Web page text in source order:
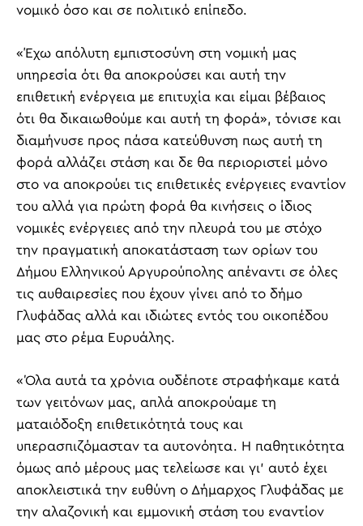
νομικό όσο και σε πολιτικό επίπεδο.
«Έχω απόλυτη εμπιστοσύνη στη νομική μας
υπηρεσία ότι θα αποκρούσει και αυτή την
επιθετική ενέργεια με επιτυχία και είμαι βέβαιος
ότι θα δικαιωθούμε και αυτή τη φορά», τόνισε και
διαμήνυσε προς πάσα κατεύθυνση πως αυτή τη
φορά αλλάζει στάση και δε θα περιοριστεί μόνο
στο να αποκρούει τις επιθετικές ενέργειες εναντίον
του αλλά για πρώτη φορά θα κινήσεις ο ίδιος
νομικές ενέργειες από την πλευρά του με στόχο
την πραγματική αποκατάσταση των ορίων του
Δήμου Ελληνικού Αργυρούπολης απέναντι σε όλες
τις αυθαιρεσίες που έχουν γίνει από το δήμο
Γλυφάδας αλλά και ιδιώτες εντός του οικοπέδου
μας στο ρέμα Ευρυάλης.
«Όλα αυτά τα χρόνια ουδέποτε στραφήκαμε κατά
των γειτόνων μας, απλά αποκρούαμε τη
ματαιόδοξη επιθετικότητά τους και
υπερασπιζόμασταν τα αυτονόητα. Η παθητικότητα
όμως από μέρους μας τελείωσε και γι’ αυτό έχει
αποκλειστικά την ευθύνη ο Δήμαρχος Γλυφάδας με
την αλαζονική και εμμονική στάση του εναντίον